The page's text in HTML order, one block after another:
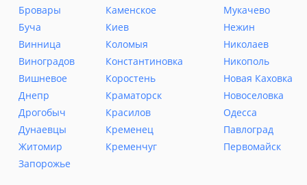
Бровары
Буча
Винница
Виноградов
Вишневое
Днепр
Дрогобыч
Дунаевцы
Житомир
Запорожье
Каменское
Киев
Коломыя
Константиновка
Коростень
Краматорск
Красилов
Кременец
Кременчуг
Мукачево
Нежин
Николаев
Никополь
Новая Каховка
Новоселовка
Одесса
Павлоград
Первомайск